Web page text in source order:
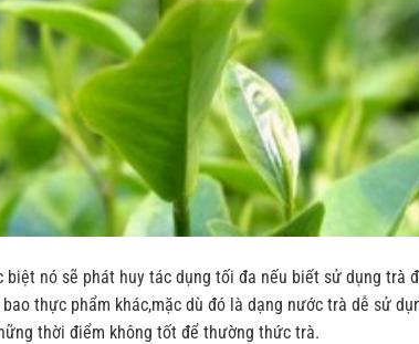
nó sẽ phát huy tác dụng tối đa nếu biết sử dụng trà
thực phẩm khác,mặc dù đó là dạng nước trà dễ sử
thời điểm không tốt để thường thức trà.